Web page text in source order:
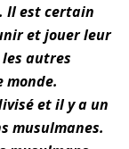
Il est certain
et jouer leur
autres
monde.
et il y a un
musulmanes.